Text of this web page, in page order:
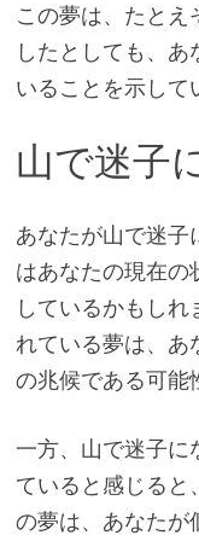
この夢は、たと
したとしても、
いることを示して
山で迷子
あなたが山で迷子
はあなたの現在の
しているかもし
れている夢は、あ
の兆候である可能
一方、山で迷子に
ていると感じると
の夢は、あなたが